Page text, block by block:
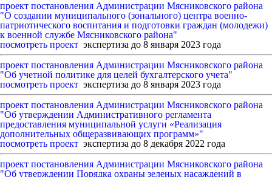
проект постановления Администрации Мясниковского района
"О создании муниципального (зонального) центра военно-
патриотического воспитания и подготовки граждан (молодежи)
к военной службе Мясниковского района"
посмотреть проект экспертиза до 8 января 2023 года
проект постановления Администрации Мясниковского района
"Об учетной политике для целей бухгалтерского учета"
посмотреть проект экспертиза до 8 января 2023 года
проект постановления Администрации Мясниковского района
"Об утверждении Административного регламента
предоставления муниципальной услуги «Реализация
дополнительных общеразвивающих программ»"
посмотреть проект экспертиза до 8 декабря 2022 года
проект постановления Администрации Мясниковского района
"Об утверждении Порядка охраны зеленых насаждений в